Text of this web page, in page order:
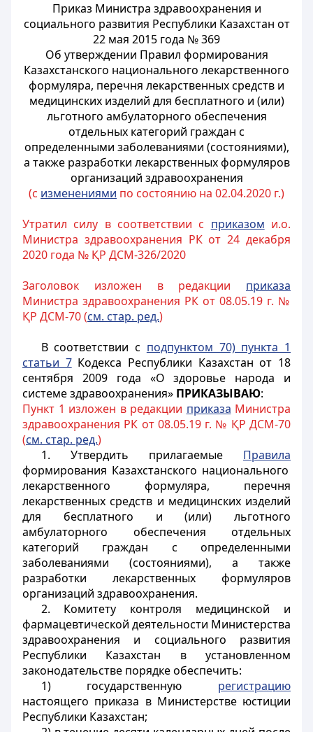
Приказ Министра здравоохранения и
социального развития Республики Казахстан от
22 мая 2015 года № 369
Об утверждении Правил формирования
Казахстанского национального лекарственного
формуляра, перечня лекарственных средств и
медицинских изделий для бесплатного и (или)
льготного амбулаторного обеспечения
отдельных категорий граждан с
определенными заболеваниями (состояниями),
а также разработки лекарственных формуляров
организаций здравоохранения
(с изменениями по состоянию на 02.04.2020 г.)
Утратил силу в соответствии с приказом и.о.
Министра здравоохранения РК от 24 декабря
2020 года № ҚР ДСМ-326/2020
Заголовок изложен в редакции приказа
Министра здравоохранения РК от 08.05.19 г. №
ҚР ДСМ-70 (см. стар. ред.)
В соответствии с подпунктом 70) пункта 1
статьи 7Кодекса Республики Казахстан от 18
сентября 2009 года «О здоровье народа и
системе здравоохранения» ПРИКАЗЫВАЮ:
Пункт 1 изложен в редакции приказа Министра
здравоохранения РК от 08.05.19 г. № ҚР ДСМ-70
(см. стар. ред.)
1. Утвердить прилагаемые Правила
формирования Казахстанского национального
лекарственного формуляра, перечня
лекарственных средств и медицинских изделий
для бесплатного и (или) льготного
амбулаторного обеспечения отдельных
категорий граждан с определенными
заболеваниями (состояниями), а также
разработки лекарственных формуляров
организаций здравоохранения.
2. Комитету контроля медицинской и
фармацевтической деятельности Министерства
здравоохранения и социального развития
Республики Казахстан в установленном
законодательстве порядке обеспечить:
1) государственную регистрацию
настоящего приказа в Министерстве юстиции
Республики Казахстан;